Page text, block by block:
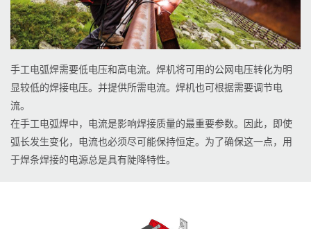
手工电弧焊需要低电压和高电流。焊机将可用的公网电压转化为明
显较低的焊接电压。并提供所需电流。焊机也可根据需要调节电
流。
在手工电弧焊中，电流是影响焊接质量的最重要参数。因此，即使
弧长发生变化，电流也必须尽可能保持恒定。为了确保这一点，用
于焊条焊接的电源总是具有陡降特性。